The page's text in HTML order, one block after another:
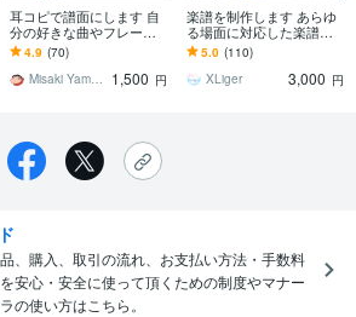
耳コピで譜面にします 自
分の好きな曲やフレーズ
を演奏し、もっと音楽が
好きに！
4.9 (70)
Misaki Yamoto
1,500 円
楽譜を制作します あらゆ
る場面に対応した楽譜を
制作します！
5.0 (110)
XLiger
3,000 円
、購入、取引の流れ、お支払い方法・手数料
安心・安全に使って頂くための制度やマナー
の使い方はこちら。